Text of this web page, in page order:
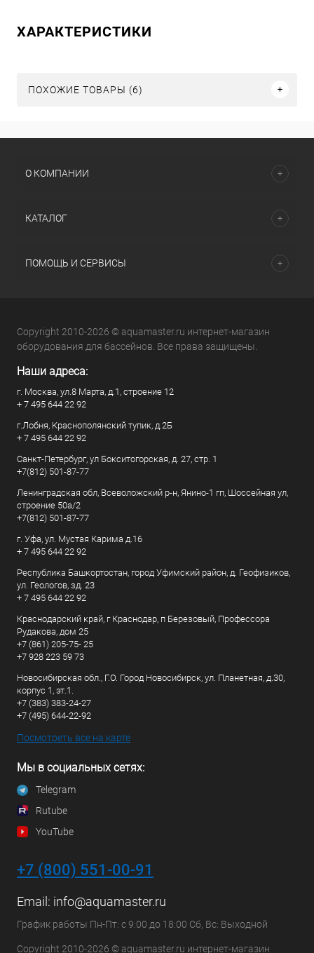
ХАРАКТЕРИСТИКИ
ПОХОЖИЕ ТОВАРЫ (6)
О КОМПАНИИ
КАТАЛОГ
ПОМОЩЬ И СЕРВИСЫ
Copyright 2010-2026 © aquamaster.ru интернет-магазин
оборудования для бассейнов. Все права защищены.
Наши адреса:
г. Москва, ул.8 Марта, д.1, строение 12
+ 7 495 644 22 92
г.Лобня, Краснополянский тупик, д.2Б
+ 7 495 644 22 92
Санкт-Петербург, ул Бокситогорская, д. 27, стр. 1
+7(812) 501-87-77
Ленинградская обл, Всеволожский р-н, Янино-1 гп, Шоссейная ул,
строение 50а/2
+7(812) 501-87-77
г. Уфа, ул. Мустая Карима д.16
+ 7 495 644 22 92
Республика Башкортостан, город Уфимский район, д. Геофизиков,
ул. Геологов, зд. 23
+ 7 495 644 22 92
Краснодарский край, г Краснодар, п Березовый, Профессора
Рудакова, дом 25
+7 (861) 205-75- 25
+7 928 223 59 73
Новосибирская обл., Г.О. Город Новосибирск, ул. Планетная, д.30,
корпус 1, эт.1.
+7 (383) 383-24-27
+7 (495) 644-22-92
Посмотреть все на карте
Мы в социальных сетях:
Telegram
Rutube
YouTube
+7 (800) 551-00-91
Email: info@aquamaster.ru
График работы Пн-Пт: с 9:00 до 18:00 Сб, Вс: Выходной
Copyright 2010-2026 © aquamaster.ru интернет-магазин